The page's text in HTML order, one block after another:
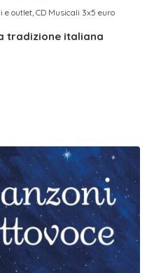
e outlet, CD Musicali 3x5 euro
tradizione italiana